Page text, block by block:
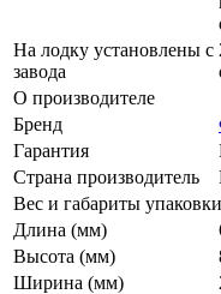
На лодку установлены с
завода
О производителе
Бренд
Гарантия
Страна производитель
Вес и габариты упаковки
Длина (мм)
Высота (мм)
Ширина (мм)